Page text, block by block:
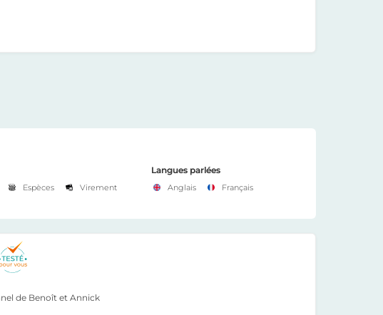
Espèces Virement
Langues parlées
Anglais Français
de Benoît et Annick